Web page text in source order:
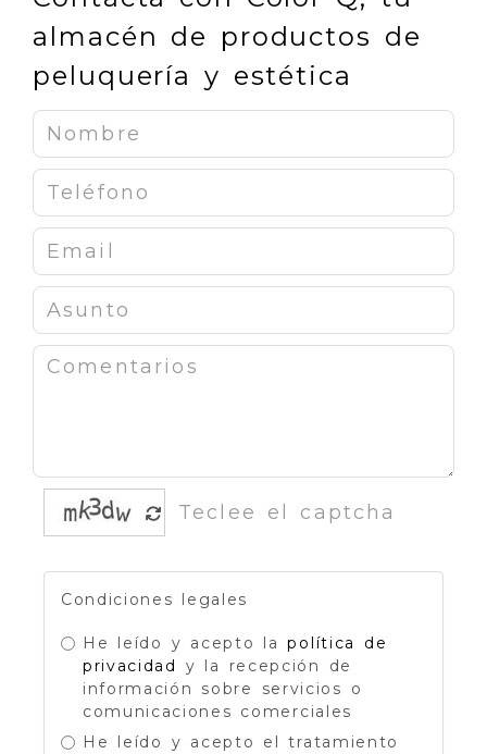
almacén de productos de
peluquería y estética
Condiciones legales
He leído y acepto lapolítica de
privacidad
y la recepción de
información sobre servicios o
comunicaciones comerciales
He leído y acepto el tratamiento